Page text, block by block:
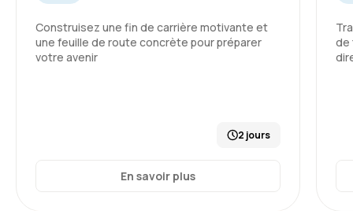
Construisez une fin de carrière motivante et
une feuille de route concrète pour préparer
votre avenir
2 jours
En savoir plus
de